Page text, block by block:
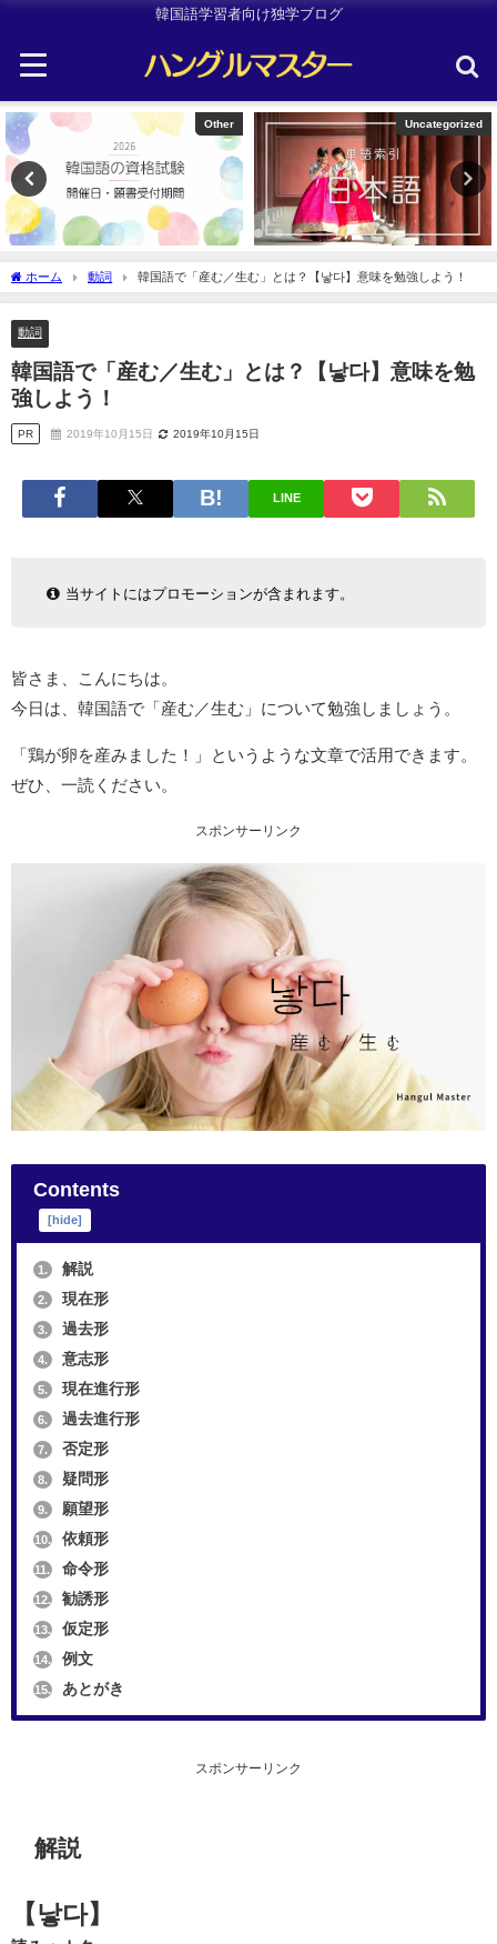
韓国語学習者向け独学ブログ
Other Uncategorized
ホーム 動詞 韓国語で「産む／生む」とは？【낳다】意味を勉強しよう！
動詞
韓国語で「産む／生む」とは？【낳다】意味を勉
強しよう！
PR 2019年10月15日 2019年10月15日
LINE
当サイトにはプロモーションが含まれます。
皆さま、こんにちは。
今日は、韓国語で「産む／生む」について勉強しましょう。
「鶏が卵を産みました！」というような文章で活用できます。
ぜひ、一読ください。
スポンサーリンク
Contents
[hide]
1. 解説
2. 現在形
3. 過去形
4. 意志形
5. 現在進行形
6. 過去進行形
7. 否定形
8. 疑問形
9. 願望形
10. 依頼形
11. 命令形
12. 勧誘形
13. 仮定形
14. 例文
15. あとがき
スポンサーリンク
解説
【낳다】